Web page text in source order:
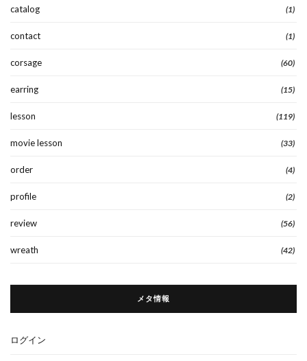
catalog (1)
contact (1)
corsage (60)
earring (15)
lesson (119)
movie lesson (33)
order (4)
profile (2)
review (56)
wreath (42)
メタ情報
ログイン